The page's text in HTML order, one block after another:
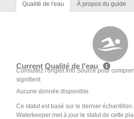
Qualité de l'eau À propos du guide
Current Qualité de l'eau
Consultez l'onglet Info Source pour
signifient
Aucune donnée disponible
Ce statut est basé sur le dernier
Waterkeeper met à jour le statut de cette